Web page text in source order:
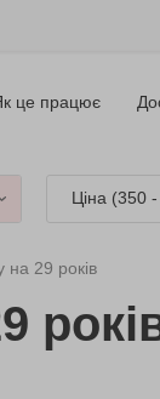
це працює
Ціна (350
на 29 років